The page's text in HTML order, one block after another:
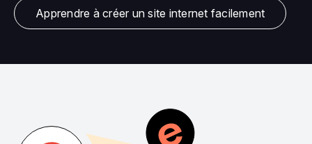
Apprendre à créer un site internet facilement